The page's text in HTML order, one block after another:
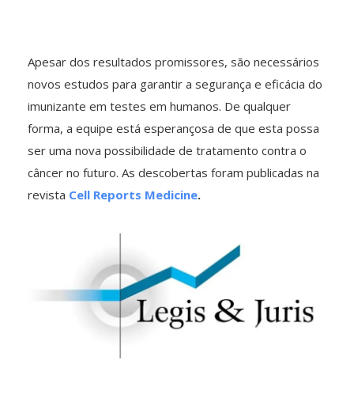
Apesar dos resultados promissores, são necessários
novos estudos para garantir a segurança e eficácia do
imunizante em testes em humanos. De qualquer
forma, a equipe está esperançosa de que esta possa
ser uma nova possibilidade de tratamento contra o
câncer no futuro. As descobertas foram publicadas na
revista Cell Reports Medicine.